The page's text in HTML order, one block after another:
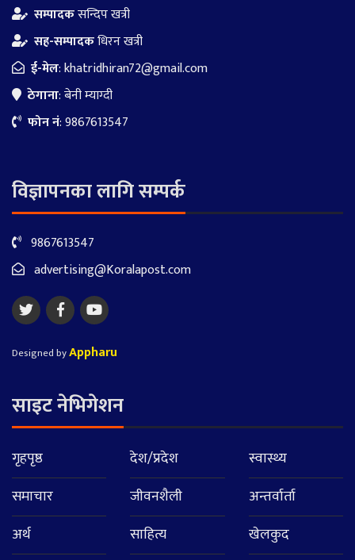
सम्पादकसन्दिप खत्री
सह-सम्पादकधिरन खत्री
ई-मेल:khatridhiran72@gmail.com
ठेगाना: बेनी म्याग्दी
फोन नं: 9867613547
विज्ञापनका लागि सम्पर्क
9867613547
advertising@Koralapost.com
Designed byAppharu
साइट नेभिगेशन
गृहपृष्ठ
समाचार
अर्थ
देश/प्रदेश
जीवनशैली
साहित्य
स्वास्थ्य
अन्तर्वार्ता
खेलकुद